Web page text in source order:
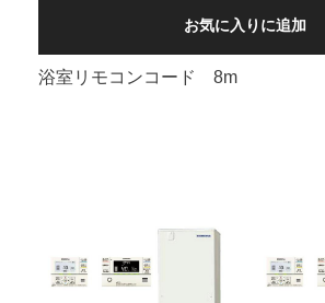
お気に入りに追加
浴室リモコンコード 8m